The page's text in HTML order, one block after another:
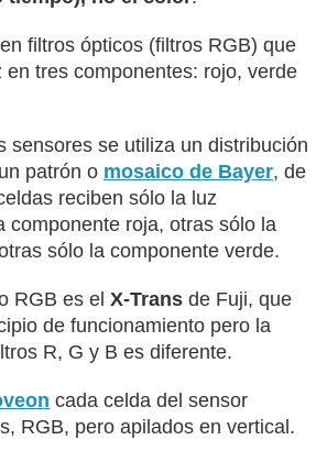
filtros ópticos (filtros RGB) que
tres componentes: rojo, verde
sensores se utiliza un distribución
patrón o mosaico de Bayer, de
reciben sólo la luz
componente roja, otras sólo la
sólo la componente verde.
RGB es elX-Trans de Fuji, que
de funcionamiento pero la
R, G y B es diferente.
cada celda del sensor
RGB, pero apilados en vertical.